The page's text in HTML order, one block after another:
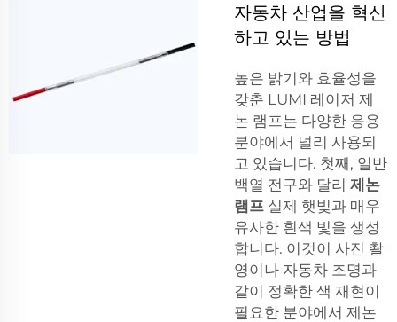
자동차 산업을 혁신
하고 있는 방법
높은 밝기와 효율성을
갖춘 LUMI 레이저 제
논 램프는 다양한 응용
분야에서 널리 사용되
고 있습니다. 첫째, 일반
백열 전구와 달리 제논
램프 실제 햇빛과 매우
유사한 흰색 빛을 생성
합니다. 이것이 사진 촬
영이나 자동차 조명과
같이 정확한 색 재현이
필요한 분야에서 제논